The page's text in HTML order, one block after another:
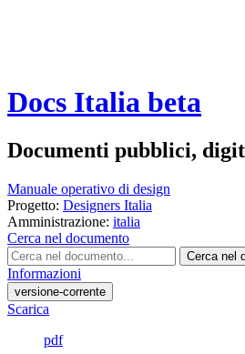
Docs Italia beta
Documenti pubblici,
Manuale operativo di design
Progetto: Designers Italia
Amministrazione: italia
Cerca nel documento
Cerca nel
Informazioni
versione-corrente
Scarica
pdf